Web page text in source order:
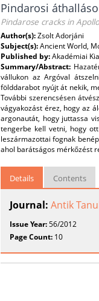
Pindarosi
Pindarose cracks in
Author(s):Zsolt Adorjáni
Subject(s):Ancient World,
Published by:Akadémiai
Summary/Abstract:
vállukon az Argóval
földdarabot nyújt át nekik,
További szerencsésen
vágyakozást érez, hogy az
argonautát, hogy juttassa
tengerbe kell vetni, hogy
leszármazottai fognak
ahol barátságos mérkőzést
Details Contents
Journal: Antik
Issue Year:56/2012
Page Count: 10